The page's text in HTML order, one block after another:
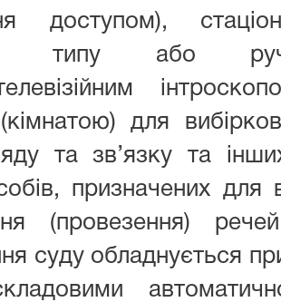
доступом),
типу або
для
та зв’язку та
призначених для
(провезення)
суду обладнується